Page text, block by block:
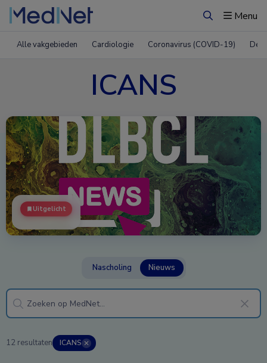
ZoekenMenu
Alle vakgebieden Cardiologie Coronavirus (COVID-19)
ICANS
Uitgelicht
Nascholing Nieuws
12 resultaten ICANS ✕